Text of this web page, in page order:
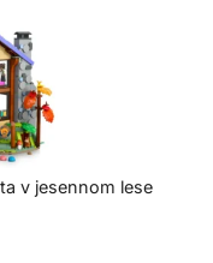
v jesennom lese